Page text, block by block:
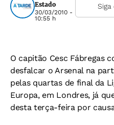
Estado
30/03/2010 -
10:55 h
Siga
O capitão Cesc Fábregas
desfalcar o Arsenal na
pelas quartas de final da
Europa, em Londres, já
desta terça-feira por